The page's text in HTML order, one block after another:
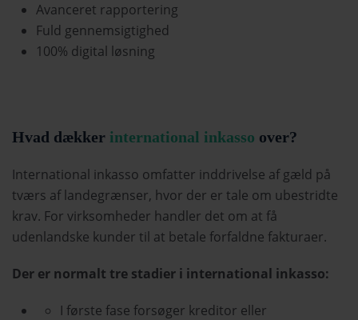
Avanceret rapportering
Fuld gennemsigtighed
100% digital løsning
Hvad dækker international inkasso over?
International inkasso omfatter inddrivelse af gæld på
tværs af landegrænser, hvor der er tale om ubestridte
krav. For virksomheder handler det om at få
udenlandske kunder til at betale forfaldne fakturaer.
Der er normalt tre stadier i international inkasso:
I første fase forsøger kreditor eller